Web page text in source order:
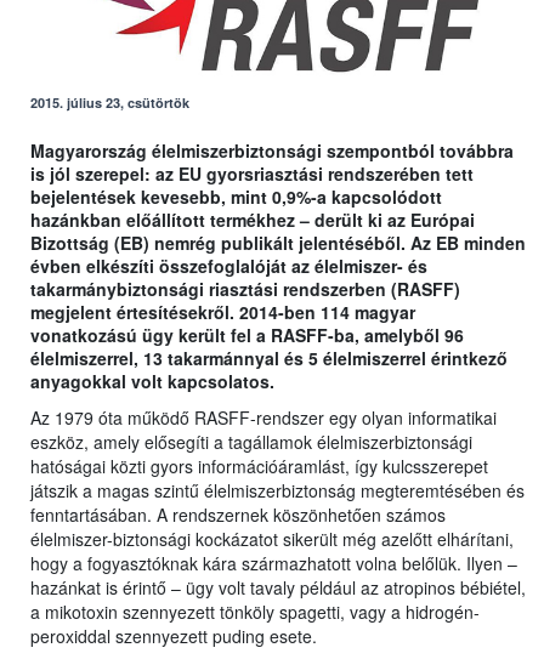
2015. július 23, csütörtök
Magyarország élelmiszerbiztonsági szempontból továbbra
is jól szerepel: az EU gyorsriasztási rendszerében tett
bejelentések kevesebb, mint 0,9%-a kapcsolódott
hazánkban előállított termékhez – derült ki az Európai
Bizottság (EB) nemrég publikált jelentéséből. Az EB minden
évben elkészíti összefoglalóját az élelmiszer- és
takarmánybiztonsági riasztási rendszerben (RASFF)
megjelent értesítésekről. 2014-ben 114 magyar
vonatkozású ügy került fel a RASFF-ba, amelyből 96
élelmiszerrel, 13 takarmánnyal és 5 élelmiszerrel érintkező
anyagokkal volt kapcsolatos.
Az 1979 óta működő RASFF-rendszer egy olyan informatikai
eszköz, amely elősegíti a tagállamok élelmiszerbiztonsági
hatóságai közti gyors információáramlást, így kulcsszerepet
játszik a magas szintű élelmiszerbiztonság megteremtésében és
fenntartásában. A rendszernek köszönhetően számos
élelmiszer-biztonsági kockázatot sikerült még azelőtt elhárítani,
hogy a fogyasztóknak kára származhatott volna belőlük. Ilyen –
hazánkat is érintő – ügy volt tavaly például az atropinos bébiétel,
a mikotoxin szennyezett tönköly spagetti, vagy a hidrogén-
peroxiddal szennyezett puding esete.